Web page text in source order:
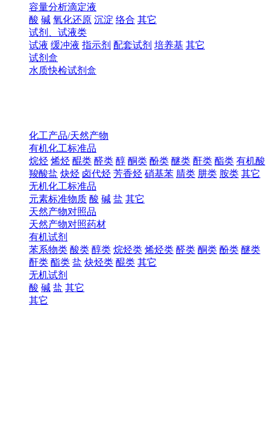
容量分析滴定液
酸 碱 氧化还原 沉淀 络合 其它
试剂、试液类
试液 缓冲液 指示剂 配套试剂 培养基 其它
试剂盒
水质快检试剂盒
化工产品/天然产物
有机化工标准品
烷烃 烯烃 醌类 醛类 醇 酮类 酚类 醚类 酐类 酯类 有机酸
羧酸盐 炔烃 卤代烃 芳香烃 硝基苯 腈类 肼类 胺类 其它
无机化工标准品
元素标准物质 酸 碱 盐 其它
天然产物对照品
天然产物对照药材
有机试剂
苯系物类 酸类 醇类 烷烃类 烯烃类 醛类 酮类 酚类 醚类
酐类 酯类 盐 炔烃类 醌类 其它
无机试剂
酸 碱 盐 其它
其它